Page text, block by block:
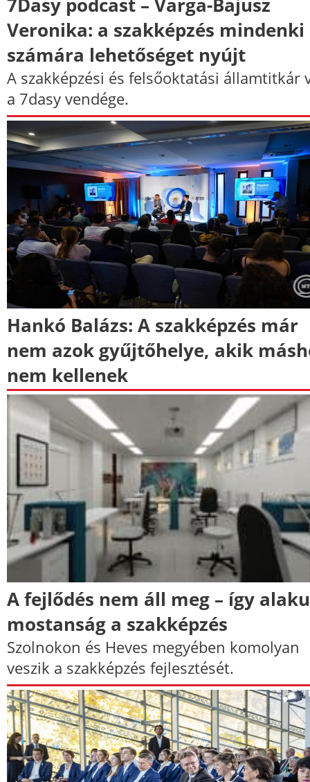
Veronika: a szakképzés mindenki
számára lehetőséget nyújt
A szakképzési és felsőoktatási államtitkár
a 7dasy vendége.
Hankó Balázs: A szakképzés már
nem azok gyűjtőhelye, akik
nem kellenek
A fejlődés nem áll meg – így
mostanság a szakképzés
Szolnokon és Heves megyében komolyan
veszik a szakképzés fejlesztését.